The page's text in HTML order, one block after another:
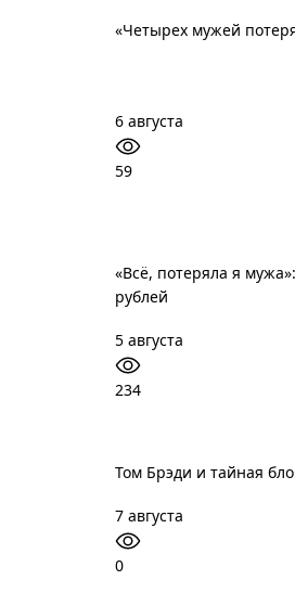
«Четырех мужей
6 августа
59
«Всё, потеряла я
рублей
5 августа
234
Том Брэди и тайная
7 августа
0